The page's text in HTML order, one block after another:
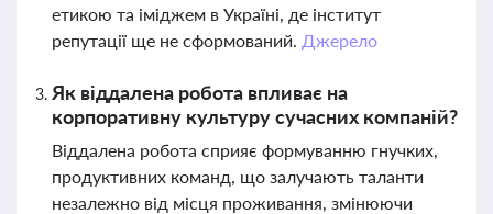
етикою та іміджем в Україні, де інститут
репутації ще не сформований. Джерело
Як віддалена робота впливає на
корпоративну культуру сучасних компаній?
Віддалена робота сприяє формуванню гнучких,
продуктивних команд, що залучають таланти
незалежно від місця проживання, змінюючи